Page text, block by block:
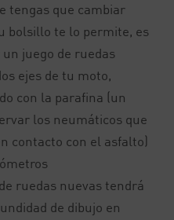
tengas que cambiar
bolsillo te lo permite, es
juego de ruedas
ejes de tu moto,
con la parafina (un
los neumáticos que
contacto con el asfalto)
ruedas nuevas tendrá
de dibujo en